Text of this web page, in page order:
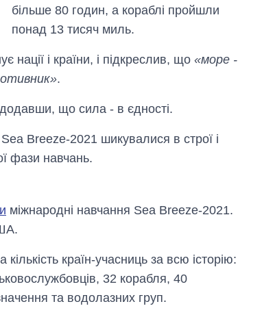
більше 80 годин, а кораблі пройшли
понад 13 тисяч миль.
і країни, і підкреслив, що «море -
.
додавши, що сила - в єдності.
Breeze-2021 шикувалися в строї і
фази навчань.
міжнародні навчання Sea Breeze-2021.
країн-учасниць за всю історію:
32 корабля, 40
та водолазних груп.